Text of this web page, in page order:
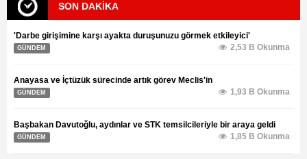
SON DAKİKA
'Darbe girişimine karşı ayakta duruşunuzu görmek etkileyici'
GÜNDEM 2,53 B Okunma
Anayasa ve İçtüzük sürecinde artık görev Meclis'in
GÜNDEM 1,93 B Okunma
Başbakan Davutoğlu, aydınlar ve STK temsilcileriyle bir araya geldi
GÜNDEM 1,85 B Okunma